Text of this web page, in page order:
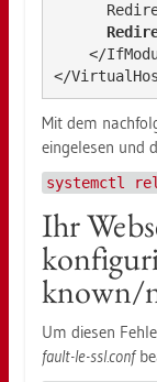
</
Mit dem
ein­ge­le­sen und
systemctl
Ihr
known/
Um die­sen
fault-le-ssl.conf